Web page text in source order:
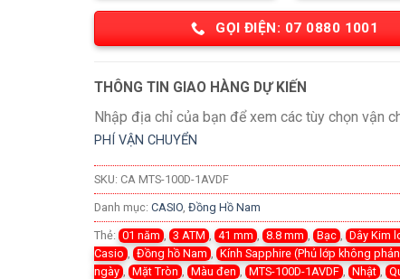
GỌI ĐIỆN: 07 0880 1001
THÔNG TIN GIAO HÀNG DỰ KIẾN
Nhập địa chỉ của bạn để xem các tùy chọn vận
PHÍ VẬN CHUYỂN
SKU: CA MTS-100D-1AVDF
Danh mục:CASIO ,Đồng Hồ Nam
Thẻ: 01 năm , 3 ATM , 41 mm , 8.8 mm , Bạc , Dây Kim
Casio
, Đồng hồ Nam , Kính Sapphire (Phủ lớp không
ngày
, Mặt Tròn , Màu đen , MTS-100D-1AVDF , Nhật ,